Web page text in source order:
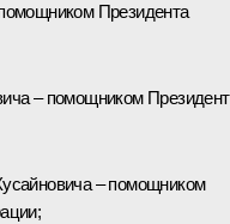
Президента
– помощником
– помощником